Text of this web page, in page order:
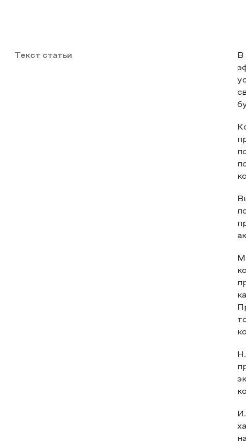
Текст статьи
В